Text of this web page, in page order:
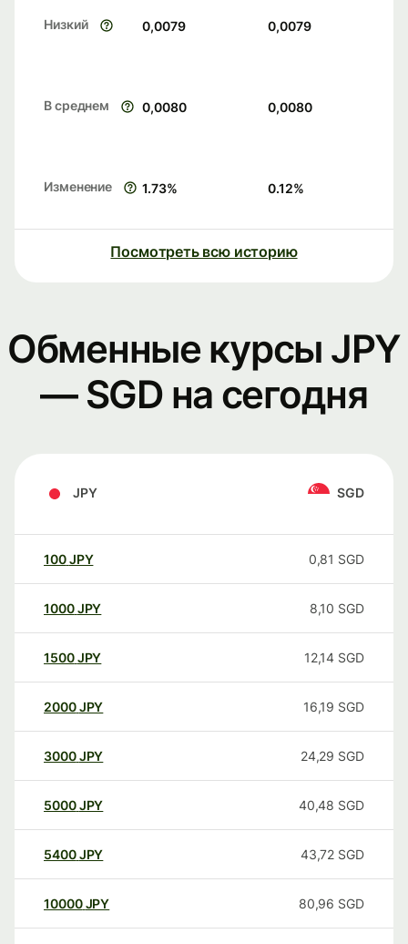
Низкий 0,0079 0,0079
В среднем 0,0080 0,0080
Изменение 1.73% 0.12%
Посмотреть всю историю
Обменные курсы JPY
— SGD на сегодня
JPY SGD
100JPY 0,81 SGD
1000JPY 8,10 SGD
1500JPY 12,14 SGD
2000JPY 16,19 SGD
3000JPY 24,29 SGD
5000JPY 40,48 SGD
5400JPY 43,72 SGD
10000 JPY 80,96 SGD